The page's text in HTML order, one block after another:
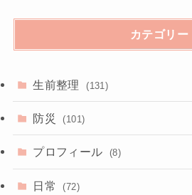
カテゴリー
生前整理 (131)
防災 (101)
プロフィール (8)
日常 (72)